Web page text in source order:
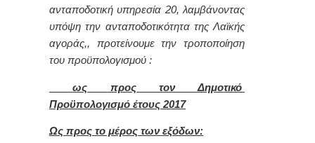
ανταποδοτική υπηρεσία 20, λαμβάνοντας
υπόψη την ανταποδοτικότητα της Λαϊκής
αγοράς,, προτείνουμε την τροποποίηση
του προϋπολογισμού :
ως προς τον Δημοτικό
Προϋπολογισμό έτους 2017
Ως προς το μέρος των εξόδων: